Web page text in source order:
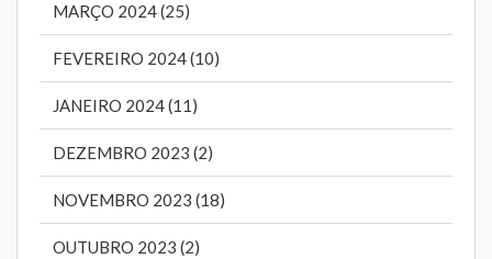
MARÇO 2024 (25)
FEVEREIRO 2024 (10)
JANEIRO 2024 (11)
DEZEMBRO 2023 (2)
NOVEMBRO 2023 (18)
OUTUBRO 2023 (2)